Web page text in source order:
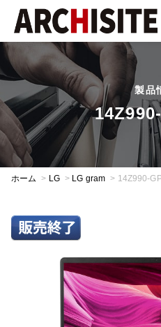
製品
ホーム > LG > LG gram > 14Z990-